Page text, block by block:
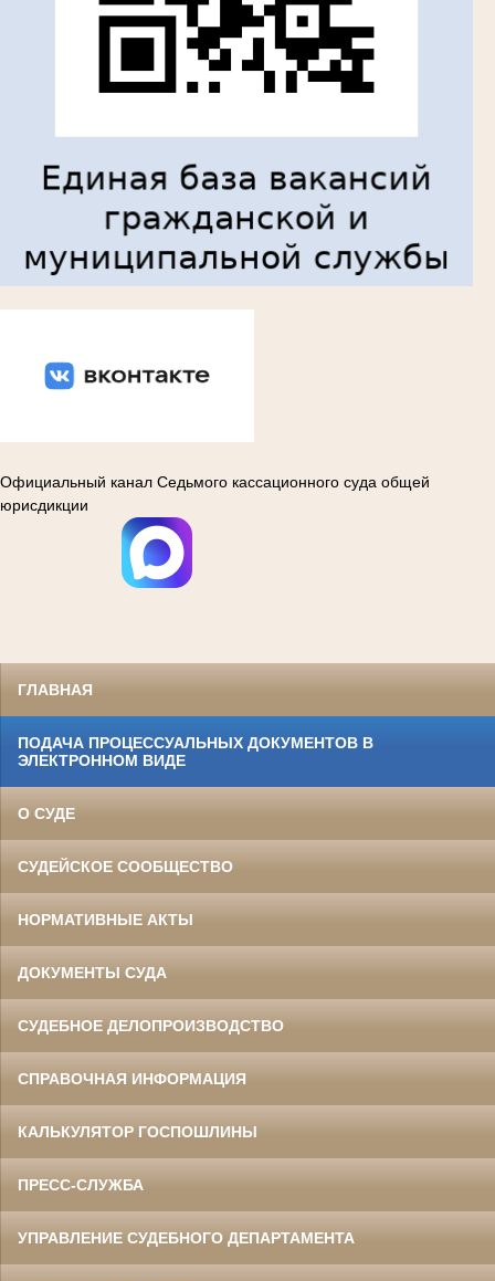
Официальный канал Седьмого кассационного суда общей
юрисдикции
ГЛАВНАЯ
ПОДАЧА ПРОЦЕССУАЛЬНЫХ ДОКУМЕНТОВ В
ЭЛЕКТРОННОМ ВИДЕ
О СУДЕ
СУДЕЙСКОЕ СООБЩЕСТВО
НОРМАТИВНЫЕ АКТЫ
ДОКУМЕНТЫ СУДА
СУДЕБНОЕ ДЕЛОПРОИЗВОДСТВО
СПРАВОЧНАЯ ИНФОРМАЦИЯ
КАЛЬКУЛЯТОР ГОСПОШЛИНЫ
ПРЕСС-СЛУЖБА
УПРАВЛЕНИЕ СУДЕБНОГО ДЕПАРТАМЕНТА